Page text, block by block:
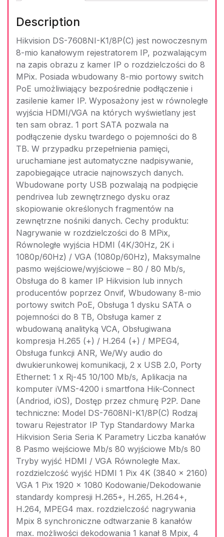
Description
Hikvision DS-7608NI-K1/8P(C) jest nowoczesnym
8-mio kanałowym rejestratorem IP, pozwalającym
na zapis obrazu z kamer IP o rozdzielczości do 8
MPix. Posiada wbudowany 8-mio portowy switch
PoE umożliwiający bezpośrednie podłączenie i
zasilenie kamer IP. Wyposażony jest w równoległe
wyjścia HDMI/VGA na których wyświetlany jest
ten sam obraz. 1 port SATA pozwala na
podłączenie dysku twardego o pojemności do 8
TB. W przypadku przepełnienia pamięci,
uruchamiane jest automatyczne nadpisywanie,
zapobiegające utracie najnowszych danych.
Wbudowane porty USB pozwalają na podpięcie
pendrivea lub zewnętrznego dysku oraz
skopiowanie określonych fragmentów na
zewnętrzne nośniki danych. Cechy produktu:
Nagrywanie w rozdzielczości do 8 MPix,
Równoległe wyjścia HDMI (4K/30Hz, 2K i
1080p/60Hz) / VGA (1080p/60Hz), Maksymalne
pasmo wejściowe/wyjściowe – 80 / 80 Mb/s,
Obsługa do 8 kamer IP Hikvision lub innych
producentów poprzez Onvif, Wbudowany 8-mio
portowy switch PoE, Obsługa 1 dysku SATA o
pojemności do 8 TB, Obsługa kamer z
wbudowaną analityką VCA, Obsługiwana
kompresja H.265 (+) / H.264 (+) / MPEG4,
Obsługa funkcji ANR, We/Wy audio do
dwukierunkowej komunikacji, 2 x USB 2.0, Porty
Ethernet: 1 x Rj-45 10/100 Mb/s, Aplikacja na
komputer iVMS-4200 i smartfona Hik-Connect
(Andriod, iOS), Dostęp przez chmurę P2P. Dane
techniczne: Model DS-7608NI-K1/8P(C) Rodzaj
towaru Rejestrator IP Typ Standardowy Marka
Hikvision Seria Seria K Parametry Liczba kanałów
8 Pasmo wejściowe Mb/s 80 wyjściowe Mb/s 80
Tryby wyjść HDMI / VGA Równoległe Max.
rozdzielczość wyjść HDMI 1 Pix 4K (3840 x 2160)
VGA 1 Pix 1920 x 1080 Kodowanie/Dekodowanie
standardy kompresji H.265+, H.265, H.264+,
H.264, MPEG4 max. rozdzielczość nagrywania
Mpix 8 synchroniczne odtwarzanie 8 kanałów
max. możliwości dekodowania 1 kanał 8 Mpix, 4